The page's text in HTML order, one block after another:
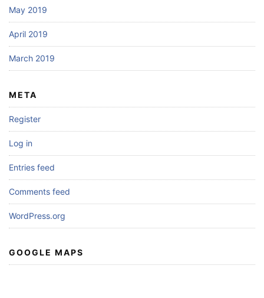
May 2019
April 2019
March 2019
META
Register
Log in
Entries feed
Comments feed
WordPress.org
GOOGLE MAPS